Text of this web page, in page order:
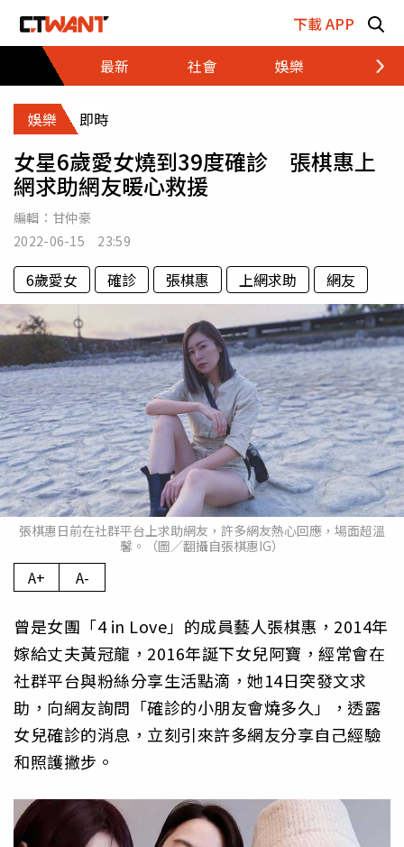
下載 APP
最新
社會 娛樂 財經
娛樂 即時
女星6歲愛女燒到39度確診 張棋惠上
網求助網友暖心救援
編輯： 甘仲豪
2022-06-15 23:59
6歲愛女 確診 張棋惠 上網求助 網友
張棋惠日前在社群平台上求助網友，許多網友熱心回應，場面超溫
馨。（圖／翻攝自張棋惠IG）
A+ A-
曾是女團「4 in Love」的成員藝人張棋惠，2014年
嫁給丈夫黃冠龍，2016年誕下女兒阿寶，經常會在
社群平台與粉絲分享生活點滴，她14日突發文求
助，向網友詢問「確診的小朋友會燒多久」，透露
女兒確診的消息，立刻引來許多網友分享自己經驗
和照護撇步。